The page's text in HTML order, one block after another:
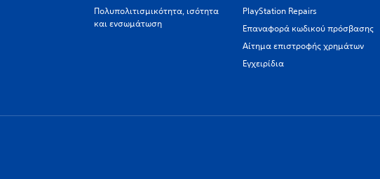
Πολυπολιτισμικότητα, ισότητα
και ενσωμάτωση
PlayStation Repairs
Επαναφορά κωδικού πρόσβασης
Αίτημα επιστροφής χρημάτων
Εγχειρίδια